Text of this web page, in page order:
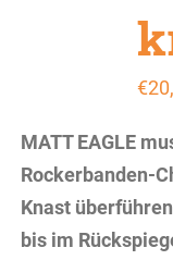
€
MATT EAGLE
Rockerbanden-
Knast
bis im